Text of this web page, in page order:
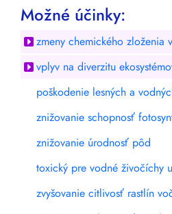
Možné účinky:
zmeny chemického
vplyv na diverzitu
poškodenie lesných a
znižovanie schopnosť
znižovanie úrodnosť pôd
toxický pre vodné živočíchy
zvyšovanie citlivosť rastlín